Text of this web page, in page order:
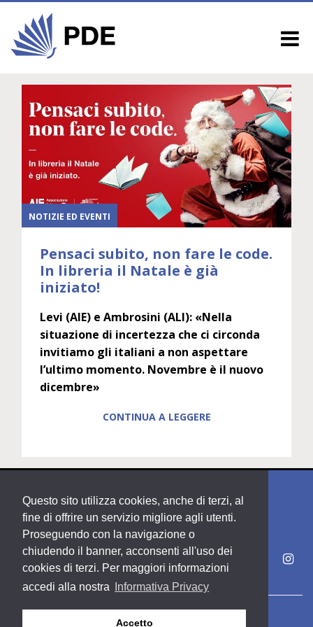
Questo sito utilizza cookies, anche di terzi, al
fine di offrire un servizio migliore agli utenti.
Proseguendo con la navigazione o
chiudendo il banner, acconsenti all'uso dei
cookies di terzi. Per maggiori informazioni
accedi alla nostra
Informativa Privacy
Accetto
NOTIZIE ED EVENTI
Pensaci subito, non fare le code.
In libreria il Natale è già
iniziato!
Levi (AIE) e Ambrosini (ALI): «Nella
situazione di incertezza che ci circonda
invitiamo gli italiani a non aspettare
l’ultimo momento. Novembre è il nuovo
dicembre»
CONTINUA A LEGGERE
Copyright PDE srl società del Gruppo Feltrinelli S. p. A.